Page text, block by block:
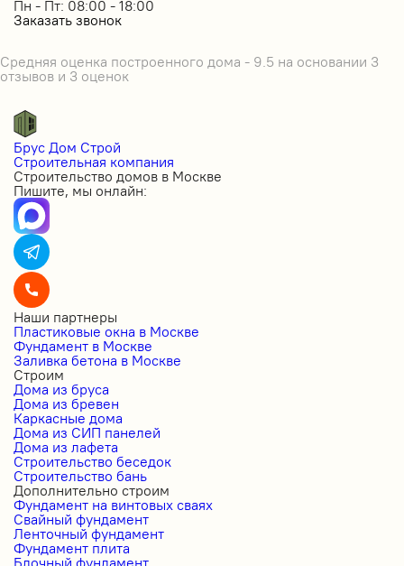
Пн - Пт: 08:00 - 18:00
Заказать звонок
Средняя оценка построенного дома - 9.5 на основании 3
отзывов и 3 оценок
Брус Дом Строй
Строительная компания
Строительство домов в Москве
Пишите, мы онлайн:
Наши партнеры
Пластиковые окна в Москве
Фундамент в Москве
Заливка бетона в Москве
Строим
Дома из бруса
Дома из бревен
Каркасные дома
Дома из СИП панелей
Дома из лафета
Строительство беседок
Строительство бань
Дополнительно строим
Фундамент на винтовых сваях
Свайный фундамент
Ленточный фундамент
Фундамент плита
Блочный фундамент